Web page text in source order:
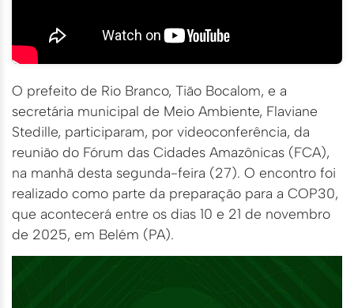
O prefeito de Rio Branco, Tião Bocalom, e a
secretária municipal de Meio Ambiente, Flaviane
Stedille, participaram, por videoconferência, da
reunião do Fórum das Cidades Amazônicas (FCA),
na manhã desta segunda-feira (27). O encontro foi
realizado como parte da preparação para a COP30,
que acontecerá entre os dias 10 e 21 de novembro
de 2025, em Belém (PA).